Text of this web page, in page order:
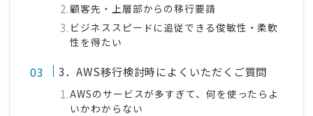
顧客先・上層部からの移行要請
ビジネススピードに追従できる俊敏性・柔軟
性を得たい
3．AWS移行検討時によくいただくご質問
AWSのサービスが多すぎて、何を使ったらよ
いかわからない